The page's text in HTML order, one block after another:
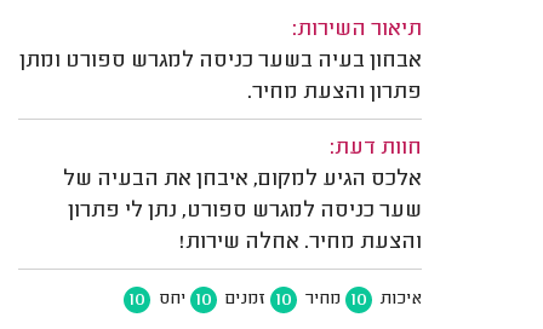
תיאור השירות:
אבחון בעיה בשער כניסה למגרש ספורט ומתן
פתרון והצעת מחיר.
חוות דעת:
אלכס הגיע למקום, איבחן את הבעיה של
שער כניסה למגרש ספורט, נתן לי פתרון
והצעת מחיר. אחלה שירות!
איכות 10 מחיר 10 זמנים 10 יחס 10